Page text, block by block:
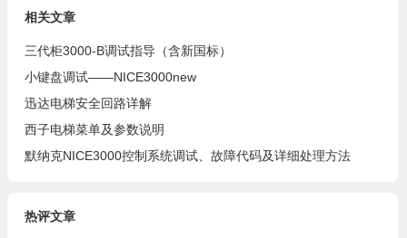
相关文章
三代柜3000-B调试指导（含新国标）
小键盘调试——NICE3000new
迅达电梯安全回路详解
西子电梯菜单及参数说明
默纳克NICE3000控制系统调试、故障代码及详细处理方法
热评文章